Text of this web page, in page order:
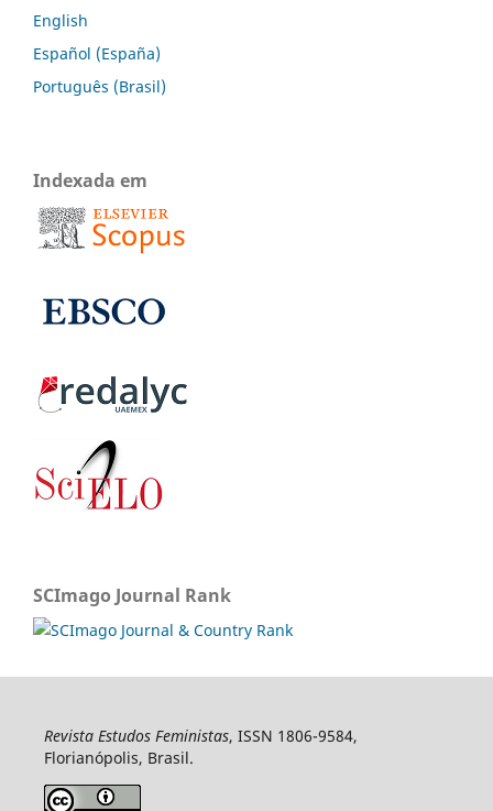
English
Español (España)
Português (Brasil)
Indexada em
SCImago Journal Rank
Revista Estudos Feministas, ISSN 1806-9584,
Florianópolis, Brasil.